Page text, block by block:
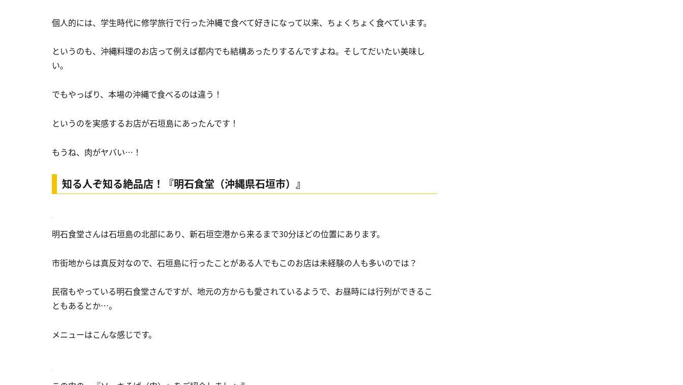
個人的には、学生時代に修学旅行で行った沖縄で食べて好きになって以来、ちょくちょく食べています。
というのも、沖縄料理のお店って例えば都内でも結構あったりするんですよね。そしてだいたい美味し
い。
でもやっぱり、本場の沖縄で食べるのは違う！
というのを実感するお店が石垣島にあったんです！
もうね、肉がヤバい…！
知る人ぞ知る絶品店！『明石食堂（沖縄県石垣市）』
明石食堂さんは石垣島の北部にあり、新石垣空港から来るまで30分ほどの位置にあります。
市街地からは真反対なので、石垣島に行ったことがある人でもこのお店は未経験の人も多いのでは？
民宿もやっている明石食堂さんですが、地元の方からも愛されているようで、お昼時には行列ができるこ
ともあるとか…。
メニューはこんな感じです。